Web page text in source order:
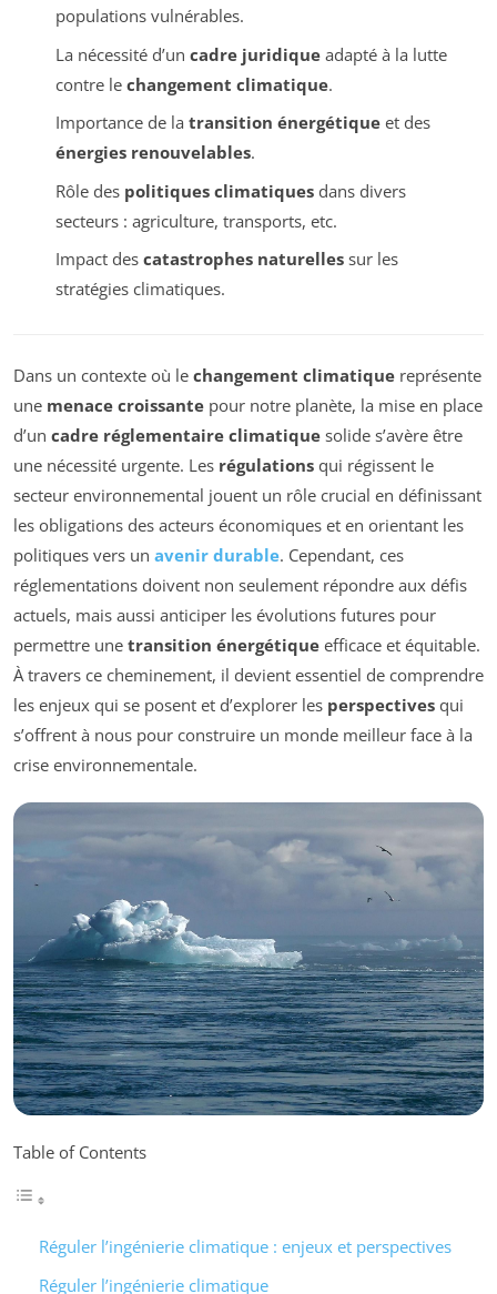
populations vulnérables.
La nécessité d’un cadre juridiqueadapté à la lutte
contre le changement climatique.
Importance de la transition énergétiqueet des
énergies renouvelables.
Rôle des politiques climatiquesdans divers
secteurs : agriculture, transports, etc.
Impact des catastrophes naturellessur les
stratégies climatiques.
Dans un contexte où le changement climatique représente
une menace croissante pour notre planète, la mise en place
d’un cadre réglementaire climatique solide s’avère être
une nécessité urgente. Les régulations qui régissent le
secteur environnemental jouent un rôle crucial en définissant
les obligations des acteurs économiques et en orientant les
politiques vers un avenir durable. Cependant, ces
réglementations doivent non seulement répondre aux défis
actuels, mais aussi anticiper les évolutions futures pour
permettre une transition énergétique efficace et équitable.
À travers ce cheminement, il devient essentiel de comprendre
les enjeux qui se posent et d’explorer les perspectives qui
s’offrent à nous pour construire un monde meilleur face à la
crise environnementale.
Table of Contents
Réguler l’ingénierie climatique : enjeux et perspectives
Réguler l’ingénierie climatique